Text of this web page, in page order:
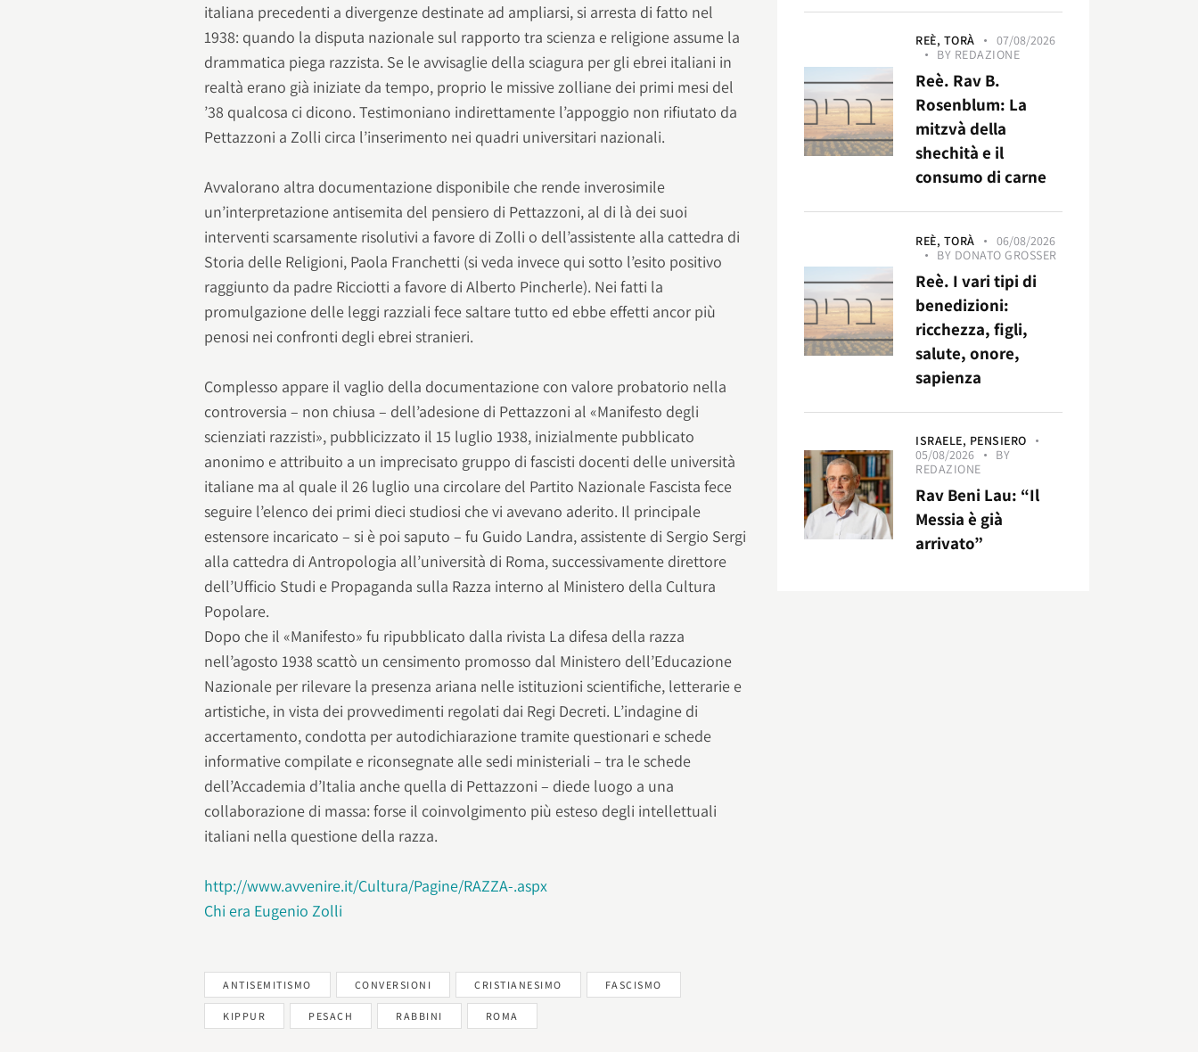
italiana precedenti a divergenze destinate ad ampliarsi, si arresta di fatto nel
1938: quando la disputa nazionale sul rapporto tra scienza e religione assume la
drammatica piega razzista. Se le avvisaglie della sciagura per gli ebrei italiani in
realtà erano già iniziate da tempo, proprio le missive zolliane dei primi mesi del
’38 qualcosa ci dicono. Testimoniano indirettamente l’appoggio non rifiutato da
Pettazzoni a Zolli circa l’inserimento nei quadri universitari nazionali.
Avvalorano altra documentazione disponibile che rende inverosimile
un’interpretazione antisemita del pensiero di Pettazzoni, al di là dei suoi
interventi scarsamente risolutivi a favore di Zolli o dell’assistente alla cattedra di
Storia delle Religioni, Paola Franchetti (si veda invece qui sotto l’esito positivo
raggiunto da padre Ricciotti a favore di Alberto Pincherle). Nei fatti la
promulgazione delle leggi razziali fece saltare tutto ed ebbe effetti ancor più
penosi nei confronti degli ebrei stranieri.
Complesso appare il vaglio della documentazione con valore probatorio nella
controversia – non chiusa – dell’adesione di Pettazzoni al «Manifesto degli
scienziati razzisti», pubblicizzato il 15 luglio 1938, inizialmente pubblicato
anonimo e attribuito a un imprecisato gruppo di fascisti docenti delle università
italiane ma al quale il 26 luglio una circolare del Partito Nazionale Fascista fece
seguire l’elenco dei primi dieci studiosi che vi avevano aderito. Il principale
estensore incaricato – si è poi saputo – fu Guido Landra, assistente di Sergio Sergi
alla cattedra di Antropologia all’università di Roma, successivamente direttore
dell’Ufficio Studi e Propaganda sulla Razza interno al Ministero della Cultura
Popolare.
Dopo che il «Manifesto» fu ripubblicato dalla rivista La difesa della razza
nell’agosto 1938 scattò un censimento promosso dal Ministero dell’Educazione
Nazionale per rilevare la presenza ariana nelle istituzioni scientifiche, letterarie e
artistiche, in vista dei provvedimenti regolati dai Regi Decreti. L’indagine di
accertamento, condotta per autodichiarazione tramite questionari e schede
informative compilate e riconsegnate alle sedi ministeriali – tra le schede
dell’Accademia d’Italia anche quella di Pettazzoni – diede luogo a una
collaborazione di massa: forse il coinvolgimento più esteso degli intellettuali
italiani nella questione della razza.
http://www.avvenire.it/Cultura/Pagine/RAZZA-.aspx
Chi era Eugenio Zolli
ANTISEMITISMO CONVERSIONI CRISTIANESIMO FASCISMO
KIPPUR PESACH RABBINI ROMA
REÈ, TORÀ
07/08/2026
BY REDAZIONE
Reè. Rav B.
Rosenblum: La
mitzvà della
shechità e il
consumo di carne
REÈ, TORÀ
06/08/2026
BY DONATO GROSSER
Reè. I vari tipi di
benedizioni:
ricchezza, figli,
salute, onore,
sapienza
ISRAELE, PENSIERO
05/08/2026
BY
REDAZIONE
Rav Beni Lau: “Il
Messia è già
arrivato”